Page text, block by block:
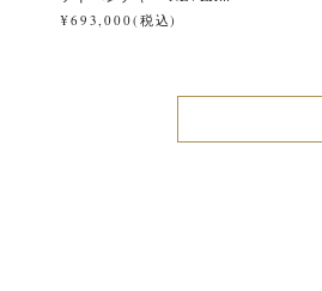
¥693,000(税込)